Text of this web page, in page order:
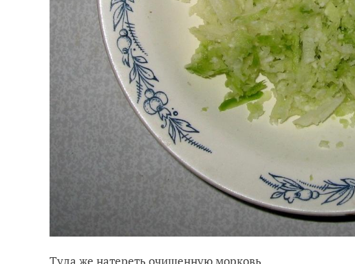
Туда же натереть очищенную морковь.